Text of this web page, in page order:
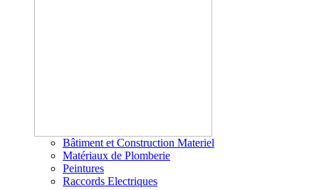
Bâtiment et Construction Materiel
Matériaux de Plomberie
Peintures
Raccords Electriques